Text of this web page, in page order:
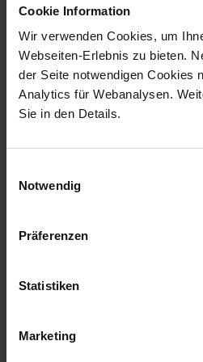
Cookie Information
Wir verwenden Cookies, um
Webseiten-Erlebnis zu bieten.
der Seite notwendigen Cookies
Analytics für Webanalysen.
Sie in den Details.
Notwendig
Präferenzen
Statistiken
Marketing